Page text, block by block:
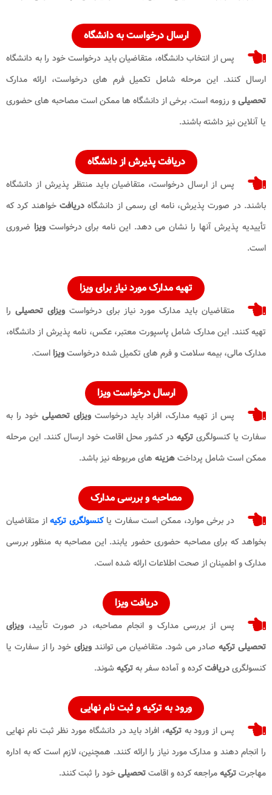
ارسال درخواست به دانشگاه
پس از انتخاب دانشگاه، متقاضیان باید درخواست خود را به دانشگاه
ارسال کنند. این مرحله شامل تکمیل فرم های درخواست، ارائه مدارک
تحصیلیو رزومه است. برخی از دانشگاه ها ممکن است مصاحبه های حضوری
یا آنلاین نیز داشته باشند.
دریافت پذیرش از دانشگاه
پس از ارسال درخواست، متقاضیان باید منتظر پذیرش از دانشگاه
باشند. در صورت پذیرش، نامه ای رسمی از دانشگاه دریافتخواهند کرد که
تأییدیه پذیرش آنها را نشان می دهد. این نامه برای درخواستویزا ضروری
است.
تهیه مدارک مورد نیاز برای ویزا
متقاضیان باید مدارک مورد نیاز برای درخواست ویزای تحصیلی را
تهیه کنند. این مدارک شامل پاسپورت معتبر، عکس، نامه پذیرش از دانشگاه،
مدارک مالی، بیمه سلامت و فرم های تکمیل شده درخواستویزا است.
ارسال درخواست ویزا
پس از تهیه مدارک، افراد باید درخواستویزای تحصیلیخود را به
سفارت یا کنسولگری ترکیه در کشور محل اقامت خود ارسال کنند. این مرحله
ممکن است شامل پرداختهزینه های مربوطه نیز باشد.
مصاحبه و بررسی مدارک
در برخی موارد، ممکن است سفارت یاکنسولگری ترکیه از متقاضیان
بخواهد که برای مصاحبه حضوری حضور یابند. این مصاحبه به منظور بررسی
مدارک و اطمینان از صحت اطلاعات ارائه شده است.
دریافت ویزا
پس از بررسی مدارک و انجام مصاحبه، در صورت تأیید، ویزای
تحصیلی ترکیهصادر می شود. متقاضیان می توانندویزای خود را از سفارت یا
کنسولگریدریافتکرده و آماده سفر بهترکیهشوند.
ورود به ترکیه و ثبت نام نهایی
پس از ورود بهترکیه، افراد باید در دانشگاه مورد نظر ثبت نام نهایی
را انجام دهند و مدارک مورد نیاز را ارائه کنند. همچنین، لازم است که به اداره
مهاجرتترکیهمراجعه کرده و اقامتتحصیلیخود را ثبت کنند.